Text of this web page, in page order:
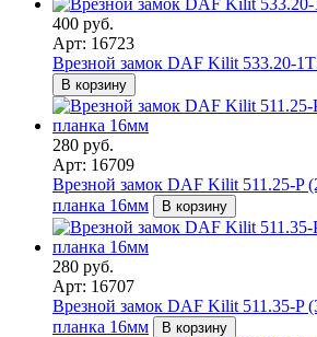
400 руб.
Арт: 16723
Врезной замок DAF Kilit 533.20-
В корзину
280 руб.
Арт: 16709
Врезной замок DAF Kilit 511.25-P
планка 16мм
В корзину
280 руб.
Арт: 16707
Врезной замок DAF Kilit 511.35-P
планка 16мм
В корзину